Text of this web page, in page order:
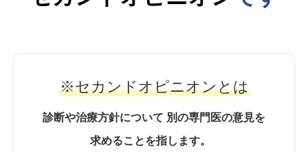
※セカンドオピニオンとは
診断や治療方針について 別の専門医の意見を
求めることを指します。